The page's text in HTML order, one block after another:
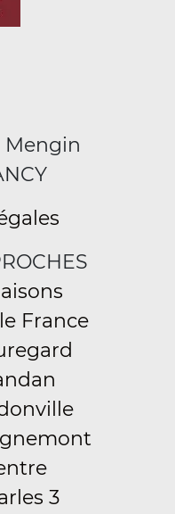
Mengin
France
3